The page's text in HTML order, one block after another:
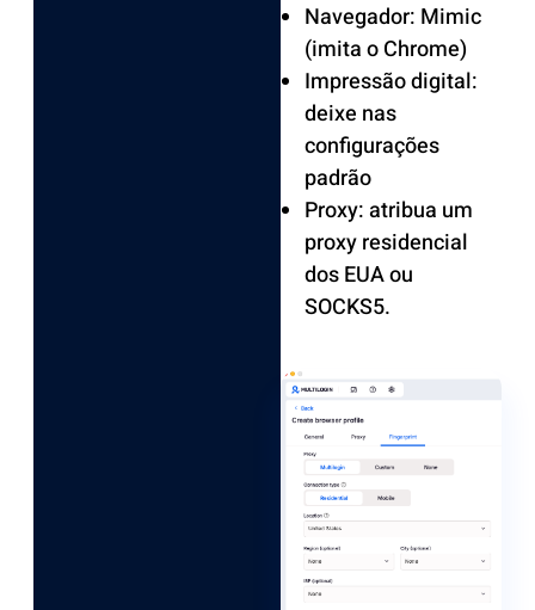
Navegador: Mimic
(imita o Chrome)
Impressão digital:
deixe nas
configurações
padrão
Proxy: atribua um
proxy residencial
dos EUA ou
SOCKS5.